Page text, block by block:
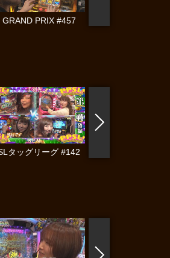
GRAND PRIX #457
タッグリーグ #142